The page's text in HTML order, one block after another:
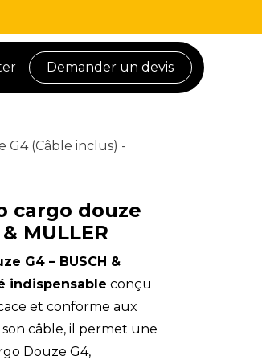
Demander un devis
G4 (Câble inclus) -
cargo douze
MULLER
G4 – BUSCH &
indispensable conçu
et conforme aux
câble, il permet une
Douze G4,